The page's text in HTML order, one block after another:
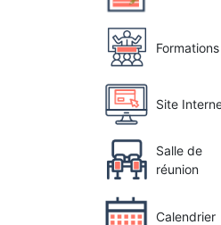
Formations
Site
Salle de
réunion
Calendrier